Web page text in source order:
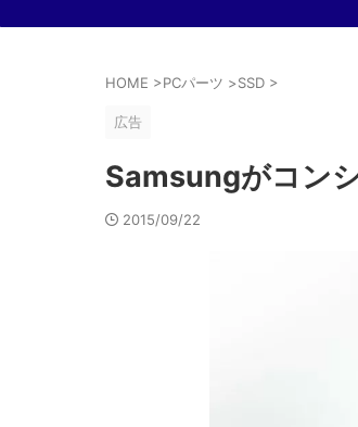
HOME >PCパーツ >SSD >
広告
Samsungがコン
2015/09/22